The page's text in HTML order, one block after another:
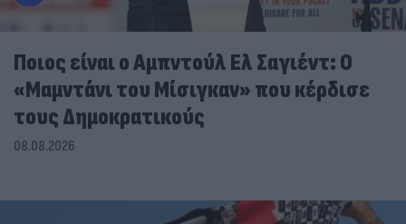
Ποιος είναι ο Αμπντούλ Ελ Σαγιέντ: Ο
«Μαμντάνι του Μίσιγκαν» που κέρδισε
τους Δημοκρατικούς
08.08.2026